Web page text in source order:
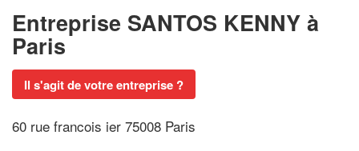
Entreprise SANTOS KENNY à
Paris
Il s'agit de votre entreprise ?
60 rue francois ier 75008 Paris